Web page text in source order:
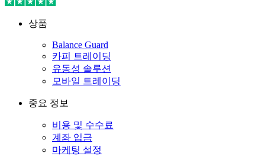
상품
Balance Guard
카피 트레이딩
유동성 솔루션
모바일 트레이딩
중요 정보
비용 및 수수료
계좌 입금
마케팅 설정